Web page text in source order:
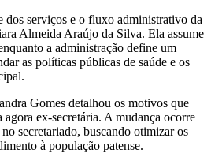
dos serviços e o fluxo administrativo da
Almeida Araújo da Silva. Ela assume
a administração define um
as políticas públicas de saúde e os
Gomes detalhou os motivos que
ex-secretária. A mudança ocorre
secretariado, buscando otimizar os
à população patense.